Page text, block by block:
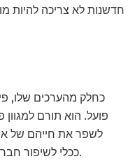
חדשנות לא צריכה להיות
כחלק מהערכים שלו,
פועל. הוא תורם למגוון
לשפר את חייהם של
ככלי לשיפור חברה ולצמצום פערים כלכליים וחברתיים.